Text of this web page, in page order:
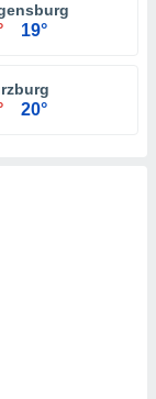
19°
20°